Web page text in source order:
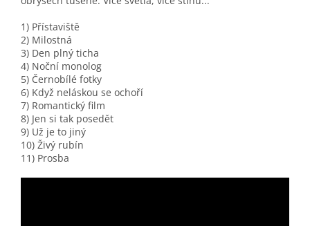
1) Přístaviště
2) Milostná
3) Den plný ticha
4) Noční monolog
5) Černobílé fotky
6) Když neláskou se ochoří
7) Romantický film
8) Jen si tak posedět
9) Už je to jiný
10) Živý rubín
11) Prosba